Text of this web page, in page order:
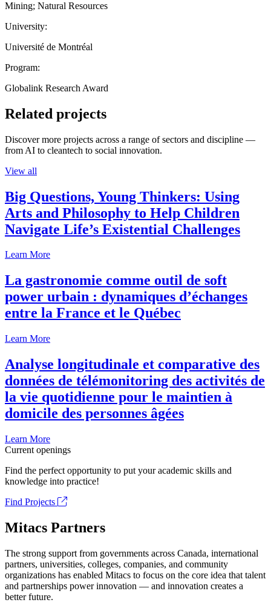
Mining; Natural Resources
University:
Université de Montréal
Program:
Globalink Research Award
Related projects
Discover more projects across a range of sectors and discipline —
from AI to cleantech to social innovation.
View all
Big Questions, Young Thinkers: Using
Arts and Philosophy to Help Children
Navigate Life’s Existential Challenges
Learn More
La gastronomie comme outil de soft
power urbain : dynamiques d’échanges
entre la France et le Québec
Learn More
Analyse longitudinale et comparative des
données de télémonitoring des activités de
la vie quotidienne pour le maintien à
domicile des personnes âgées
Learn More
Current openings
Find the perfect opportunity to put your academic skills and
knowledge into practice!
Find Projects
Mitacs Partners
The strong support from governments across Canada, international
partners, universities, colleges, companies, and community
organizations has enabled Mitacs to focus on the core idea that talent
and partnerships power innovation — and innovation creates a
better future.